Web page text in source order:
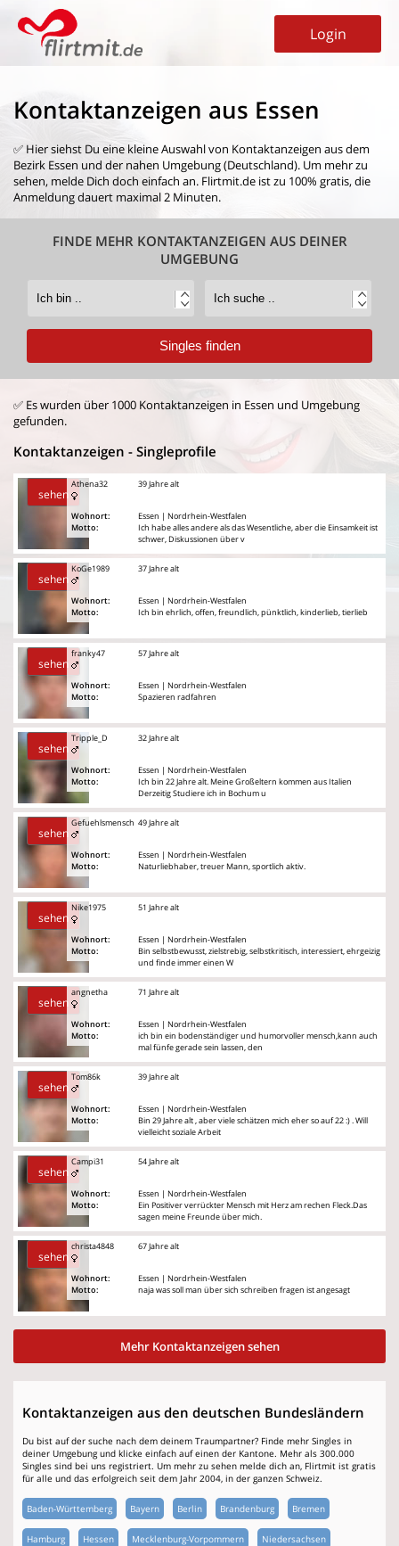
Login
Kontaktanzeigen aus Essen
✅ Hier siehst Du eine kleine Auswahl von Kontaktanzeigen aus dem
Bezirk Essen und der nahen Umgebung (Deutschland). Um mehr zu
sehen, melde Dich doch einfach an. Flirtmit.de ist zu 100% gratis, die
Anmeldung dauert maximal 2 Minuten.
FINDE MEHR KONTAKTANZEIGEN AUS DEINER
UMGEBUNG
✅ Es wurden über 1000 Kontaktanzeigen in Essen und Umgebung
gefunden.
Kontaktanzeigen - Singleprofile
sehen
Athena32
Wohnort:
Motto:
39 Jahre alt
Essen | Nordrhein-Westfalen
Ich habe alles andere als das Wesentliche, aber die Einsamkeit ist
schwer, Diskussionen über v
sehen
KoGe1989
Wohnort:
Motto:
37 Jahre alt
Essen | Nordrhein-Westfalen
Ich bin ehrlich, offen, freundlich, pünktlich, kinderlieb, tierlieb
sehen
franky47
Wohnort:
Motto:
57 Jahre alt
Essen | Nordrhein-Westfalen
Spazieren radfahren
sehen
Tripple_D
Wohnort:
Motto:
32 Jahre alt
Essen | Nordrhein-Westfalen
Ich bin 22 Jahre alt. Meine Großeltern kommen aus Italien
Derzeitig Studiere ich in Bochum u
sehen
Gefuehlsmensch
Wohnort:
Motto:
49 Jahre alt
Essen | Nordrhein-Westfalen
Naturliebhaber, treuer Mann, sportlich aktiv.
sehen
Nike1975
Wohnort:
Motto:
51 Jahre alt
Essen | Nordrhein-Westfalen
Bin selbstbewusst, zielstrebig, selbstkritisch, interessiert, ehrgeizig
und finde immer einen W
sehen
angnetha
Wohnort:
Motto:
71 Jahre alt
Essen | Nordrhein-Westfalen
ich bin ein bodenständiger und humorvoller mensch,kann auch
mal fünfe gerade sein lassen, den
sehen
Tom86k
Wohnort:
Motto:
39 Jahre alt
Essen | Nordrhein-Westfalen
Bin 29 Jahre alt , aber viele schätzen mich eher so auf 22 :) . Will
vielleicht soziale Arbeit
sehen
Campi31
Wohnort:
Motto:
54 Jahre alt
Essen | Nordrhein-Westfalen
Ein Positiver verrückter Mensch mit Herz am rechen Fleck.Das
sagen meine Freunde über mich.
sehen
christa4848
Wohnort:
Motto:
67 Jahre alt
Essen | Nordrhein-Westfalen
naja was soll man über sich schreiben fragen ist angesagt
Mehr Kontaktanzeigen sehen
Kontaktanzeigen aus den deutschen Bundesländern
Du bist auf der suche nach dem deinem Traumpartner? Finde mehr Singles in
deiner Umgebung und klicke einfach auf einen der Kantone. Mehr als 300.000
Singles sind bei uns registriert. Um mehr zu sehen melde dich an, Flirtmit ist gratis
für alle und das erfolgreich seit dem Jahr 2004, in der ganzen Schweiz.
Baden-Württemberg Bayern Berlin Brandenburg Bremen
Hamburg Hessen Mecklenburg-Vorpommern Niedersachsen